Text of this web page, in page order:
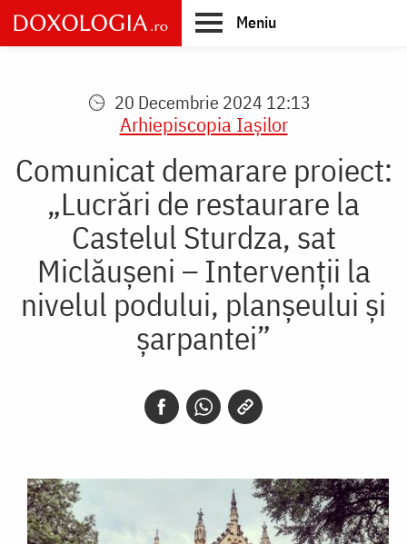
Skip
to
main
Meniu
20 Decembrie 2024 12:13
Arhiepiscopia Iaşilor
Comunicat demarare proiect:
„Lucrări de restaurare la
Castelul Sturdza, sat
Miclăușeni – Intervenții la
nivelul podului, planșeului și
șarpantei”